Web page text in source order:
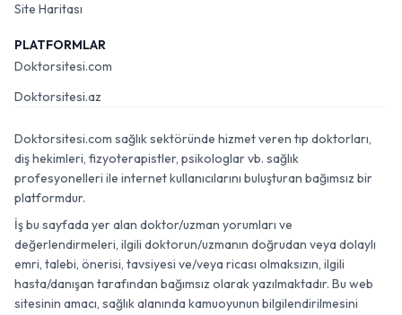
Site Haritası
PLATFORMLAR
Doktorsitesi.com
Doktorsitesi.az
Doktorsitesi.com sağlık sektöründe hizmet veren tıp doktorları,
diş hekimleri, fizyoterapistler, psikologlar vb. sağlık
profesyonelleri ile internet kullanıcılarını buluşturan bağımsız bir
platformdur.
İş bu sayfada yer alan doktor/uzman yorumları ve
değerlendirmeleri, ilgili doktorun/uzmanın doğrudan veya dolaylı
emri, talebi, önerisi, tavsiyesi ve/veya ricası olmaksızın, ilgili
hasta/danışan tarafından bağımsız olarak yazılmaktadır. Bu web
sitesinin amacı, sağlık alanında kamuoyunun bilgilendirilmesini